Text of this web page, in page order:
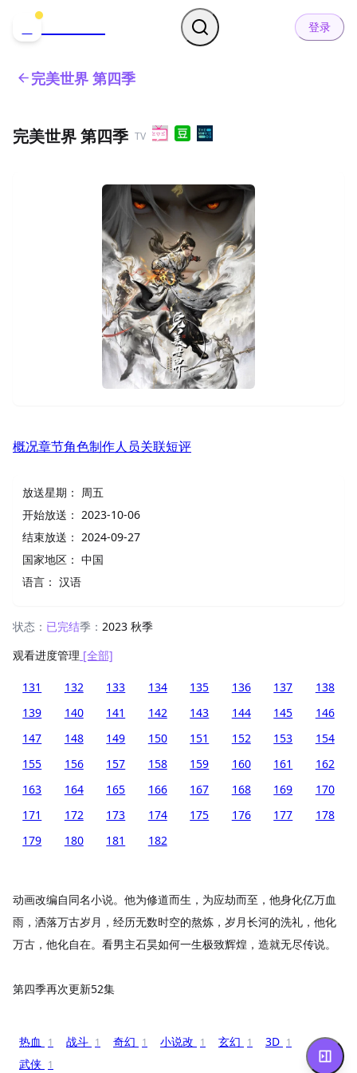
登录
完美世界 第四季
完美世界 第四季 TV
概况章节角色制作人员关联短评
放送星期：
周五
开始放送： 2023-10-06
结束放送： 2024-09-27
国家地区： 中国
语言： 汉语
状态： 已完结季： 2023 秋季
观看进度管理 [全部]
131 132 133 134 135 136 137
138
139
140 141 142 143 144 145
146
147
148 149 150 151 152 153
154
155
156 157 158 159 160 161
162
163
164 165 166 167 168 169
170
171
172 173 174 175 176 177
178
179
180 181 182
动画改编自同名小说。他为修道而生，为应劫而至，他身化亿万血
雨，洒落万古岁月，经历无数时空的熬炼，岁月长河的洗礼，他化
万古，他化自在。看男主石昊如何一生极致辉煌，造就无尽传说。
第四季再次更新52集
热血 1 战斗 1 奇幻 1 小说改 1 玄幻 1 3D 1
武侠 1